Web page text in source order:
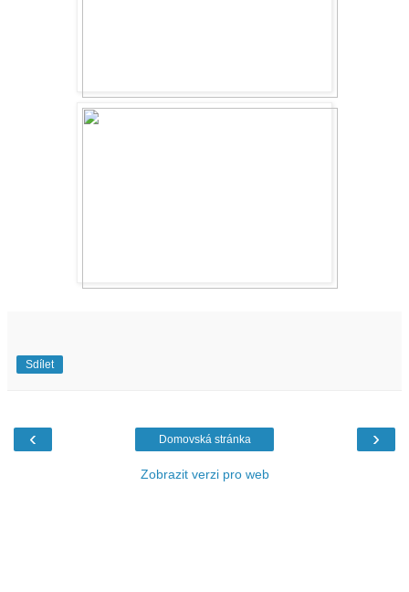
Sdílet
‹ ›
Domovská stránka
Zobrazit verzi pro web